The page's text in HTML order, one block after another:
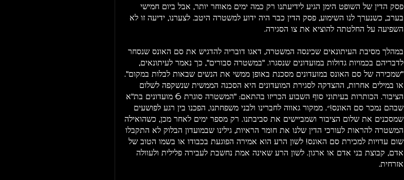
פסק הדין של השופט הימן הגיע לידיעתנו רק כמה ימים מאוחר יותר, אבל ביום חמישי
בערב, כשנערך לנו השימוע, פסק הדין כבר היה ידוע למשטרה היטב. לצערנו, ידיעה זו לא
השפיעה על החלטתה להוציא את צו הסגירה.
במהלך מסיבת העיתונאים שכינסה המשטרה, דאגו דובריה להדגיש את סם האונס שנסחר
לדבריהם בכמויות גדולות במועדונים שנסגרו. "במשטרה סבורים", כך נאמר לעיתונאים,
"שמכירה של סם האונס במועדונים מסכנת באופן ממשי את הנשים שבאות לבלות במקום".
או במילים אחרות, ההצדקה לסגירת המועדונים היא הסכנה הממשית שנשקפה לשלום
הציבור. הכותרות בעיתוני סוף השבוע הכריזו בהתאם: "המשטרה סוגרת 6 מועדונים בת"א
שבהם נמכר סם האונס!״. ממקור גאווה לחברינו ולבני משפחתנו, הפכנו בין רגע לפושעים
שמסכנים את שלום הציבור ושמביישים את סביבתנו. רק מספר ימים לאחר מכן, כשהואילה
המשטרה להראות לעורכי הדין שלנו את חומר הראיות, גילינו שבמועדון הבלוק לא התקבלו
שום עדויות למכירת סם האונס! לשון הרע הוא אמירה הפוגעת בכבודו או בשמו הטוב של
אדם, קבוצת בני אדם או ארגון. לשון הרע שאינה אמת נחשבת לעבירה פלילית ולעוולה
אזרחית.